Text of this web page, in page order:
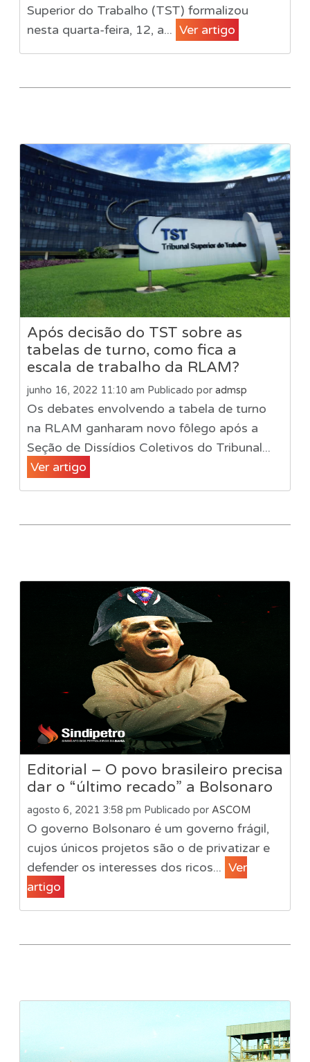
Superior do Trabalho (TST) formalizou
nesta quarta-feira, 12, a... Ver artigo
Após decisão do TST sobre as
tabelas de turno, como fica a
escala de trabalho da RLAM?
junho 16, 2022 11:10 am Publicado por admsp
Os debates envolvendo a tabela de turno
na RLAM ganharam novo fôlego após a
Seção de Dissídios Coletivos do Tribunal...
Ver artigo
Editorial – O povo brasileiro precisa
dar o “último recado” a Bolsonaro
agosto 6, 2021 3:58 pm Publicado por ASCOM
O governo Bolsonaro é um governo frágil,
cujos únicos projetos são o de privatizar e
defender os interesses dos ricos... Ver
artigo